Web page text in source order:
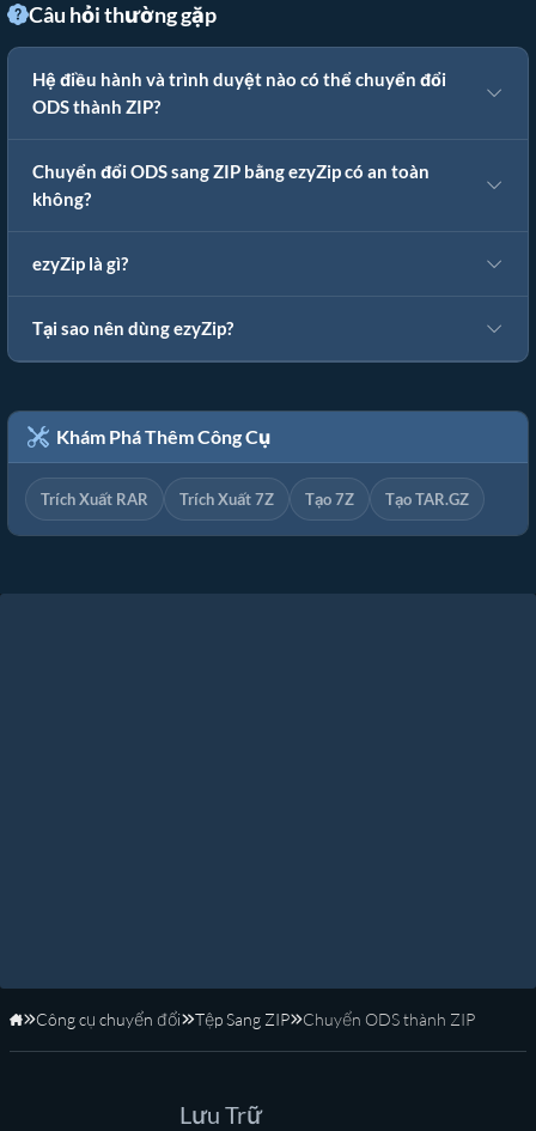
Câu hỏi thường gặp
Hệ điều hành và trình duyệt nào có thể chuyển đổi
ODS thành ZIP?
Chuyển đổi ODS sang ZIP bằng ezyZip có an toàn
không?
ezyZip là gì?
Tại sao nên dùng ezyZip?
Khám Phá Thêm Công Cụ
Trích Xuất RAR Trích Xuất 7Z Tạo 7Z Tạo TAR.GZ
Trang Chủ
Công cụ chuyển đổi Tệp Sang ZIP Chuyển ODS thành ZIP
Lưu Trữ